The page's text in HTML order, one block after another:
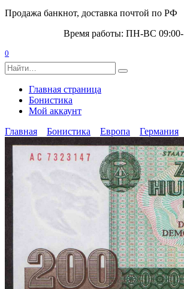
Продажа банкнот, доставка почтой по РФ
Время работы: ПН-ВС 09:00-
0
Search
for:
Главная страница
Бонистика
Мой аккаунт
Главная
Бонистика Европа Германия